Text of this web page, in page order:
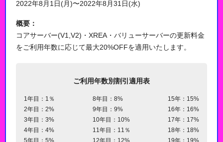
2022年8月1日(月)〜2022年8月31日(水)
概要：
コアサーバー(V1,V2)・XREA・バリューサーバーの更新料金
をご利用年数に応じて最大20%OFFを適用いたします。
ご利用年数別割引適用表
1年目：1％
2年目：2%
3年目：3%
4年目：4%
5年目：5%
8年目：8%
9年目：9%
10年目：10%
11年目：11％
12年目：12%
15年：15%
16年：16%
17年：17%
18年：18%
19年：19%